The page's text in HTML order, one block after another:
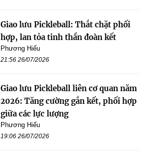
Giao lưu Pickleball: Thắt chặt phối
hợp, lan tỏa tinh thần đoàn kết
Phương Hiếu
21:56 26/07/2026
Giao lưu Pickleball liên cơ quan năm
2026: Tăng cường gắn kết, phối hợp
giữa các lực lượng
Phương Hiếu
19:06 26/07/2026